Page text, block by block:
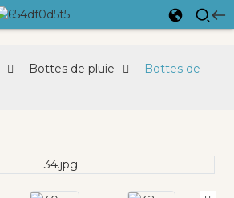
Bottes de pluie
Bottes de